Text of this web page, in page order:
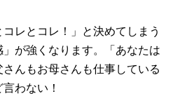
レとコレ！」と決めてしまう
が強くなります。「あなたは
んもお母さんも仕事している
わない！